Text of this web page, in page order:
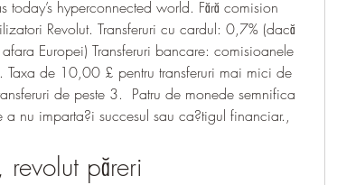
today’s hyperconnected world. Fără comision
Revolut. Transferuri cu cardul: 0,7% (dacă
Europei) Transferuri bancare: comisioanele
Taxa de 10,00 £ pentru transferuri mai mici de
de peste 3.  Patru de monede semnifica
nu imparta?i succesul sau ca?tigul financiar.,
revolut păreri